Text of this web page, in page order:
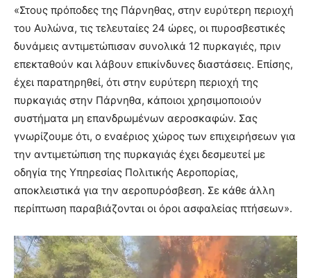
«Στους πρόποδες της Πάρνηθας, στην ευρύτερη περιοχή
του Αυλώνα, τις τελευταίες 24 ώρες, οι πυροσβεστικές
δυνάμεις αντιμετώπισαν συνολικά 12 πυρκαγιές, πριν
επεκταθούν και λάβουν επικίνδυνες διαστάσεις. Επίσης,
έχει παρατηρηθεί, ότι στην ευρύτερη περιοχή της
πυρκαγιάς στην Πάρνηθα, κάποιοι χρησιμοποιούν
συστήματα μη επανδρωμένων αεροσκαφών. Σας
γνωρίζουμε ότι, ο εναέριος χώρος των επιχειρήσεων για
την αντιμετώπιση της πυρκαγιάς έχει δεσμευτεί με
οδηγία της Υπηρεσίας Πολιτικής Αεροπορίας,
αποκλειστικά για την αεροπυρόσβεση. Σε κάθε άλλη
περίπτωση παραβιάζονται οι όροι ασφαλείας πτήσεων».